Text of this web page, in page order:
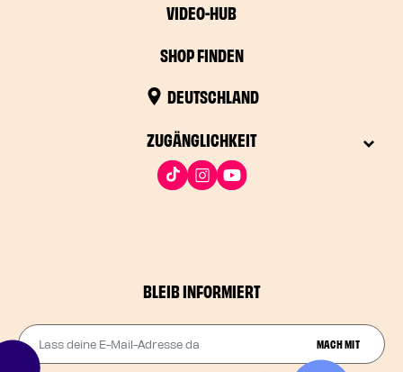
VIDEO-HUB
SHOP FINDEN
DEUTSCHLAND
ZUGÄNGLICHKEIT
BLEIB INFORMIERT
Lass deine E-Mail-Adresse da MACH MIT